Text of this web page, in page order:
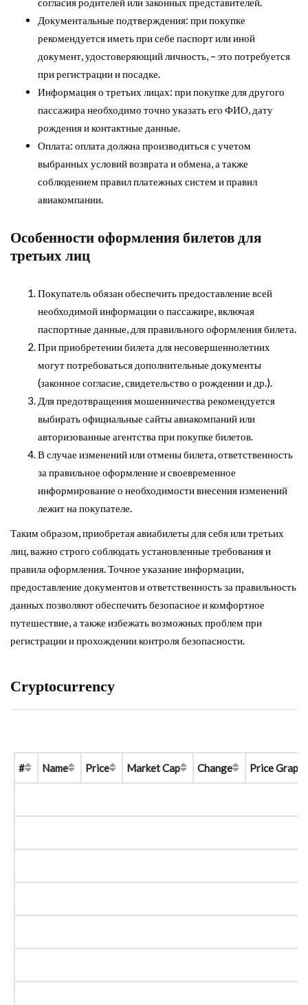
Документальные подтверждения: при покупке
рекомендуется иметь при себе паспорт или иной
документ, удостоверяющий личность, – это потребуется
при регистрации и посадке.
Информация о третьих лицах: при покупке для другого
пассажира необходимо точно указать его ФИО, дату
рождения и контактные данные.
Оплата: оплата должна производиться с учетом
выбранных условий возврата и обмена, а также
соблюдением правил платежных систем и правил
авиакомпании.
Особенности оформления билетов для
третьих лиц
Покупатель обязан обеспечить предоставление всей
необходимой информации о пассажире, включая
паспортные данные, для правильного оформления билета.
При приобретении билета для несовершеннолетних
могут потребоваться дополнительные документы
(законное согласие, свидетельство о рождении и др.).
Для предотвращения мошенничества рекомендуется
выбирать официальные сайты авиакомпаний или
авторизованные агентства при покупке билетов.
В случае изменений или отмены билета, ответственность
за правильное оформление и своевременное
информирование о необходимости внесения изменений
лежит на покупателе.
Таким образом, приобретая авиабилеты для себя или третьих
лиц, важно строго соблюдать установленные требования и
правила оформления. Точное указание информации,
предоставление документов и ответственность за правильность
данных позволяют обеспечить безопасное и комфортное
путешествие, а также избежать возможных проблем при
регистрации и прохождении контроля безопасности.
Cryptocurrency
# Name Price Market Cap Change Price Graph